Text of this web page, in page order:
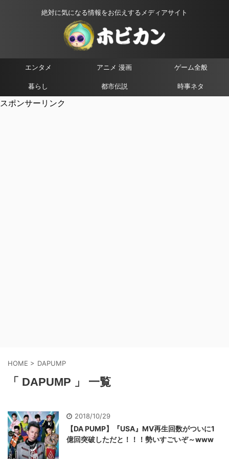
絶対に気になる情報をお伝えするメディアサイト
エンタメ アニメ 漫画 ゲーム全般
暮らし 都市伝説 時事ネタ
スポンサーリンク
HOME > DAPUMP
「 DAPUMP 」 一覧
2018/10/29
【DA PUMP】『USA』MV再生回数がついに1
億回突破しただと！！！勢いすごいぞ～www